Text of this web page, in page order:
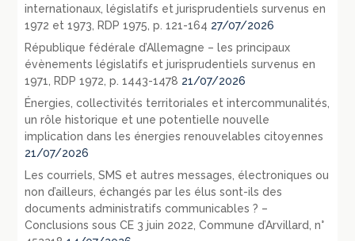
internationaux, législatifs et jurisprudentiels survenus en
1972 et 1973, RDP 1975, p. 121-164 27/07/2026
République fédérale d’Allemagne – les principaux
évènements législatifs et jurisprudentiels survenus en
1971, RDP 1972, p. 1443-1478 21/07/2026
Énergies, collectivités territoriales et intercommunalités,
un rôle historique et une potentielle nouvelle
implication dans les énergies renouvelables citoyennes
21/07/2026
Les courriels, SMS et autres messages, électroniques ou
non d’ailleurs, échangés par les élus sont-ils des
documents administratifs communicables ? –
Conclusions sous CE 3 juin 2022, Commune d’Arvillard, n°